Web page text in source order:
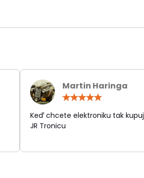
Martin Haringa
/
5
Keď chcete elektroniku tak
JR Tronicu